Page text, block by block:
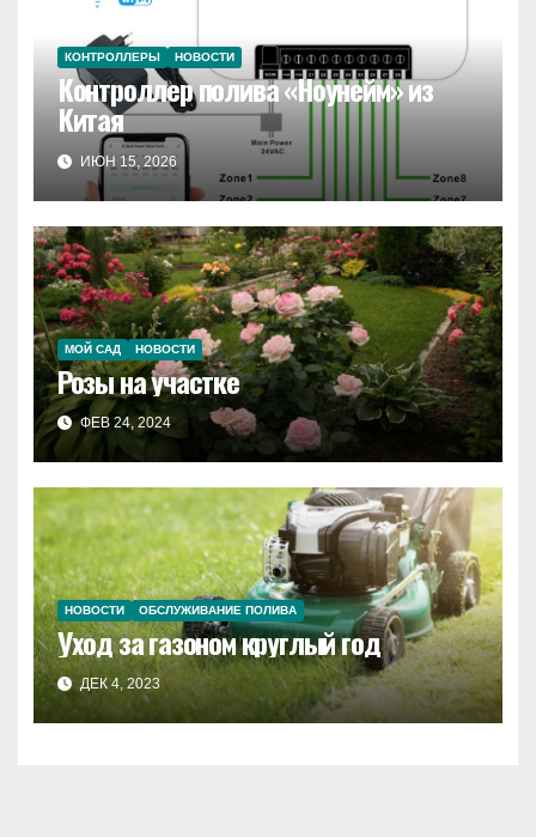
КОНТРОЛЛЕРЫ НОВОСТИ
Контроллер полива «Ноунейм» из
Китая
ИЮН 15, 2026
МОЙ САД НОВОСТИ
Розы на участке
ФЕВ 24, 2024
НОВОСТИ ОБСЛУЖИВАНИЕ ПОЛИВА
Уход за газоном круглый год
ДЕК 4, 2023